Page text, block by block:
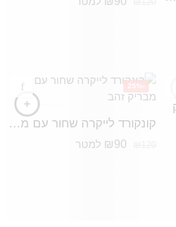
-25%
קונקורד לייקרה שחור עם מבריק זהב
₪90 למטר